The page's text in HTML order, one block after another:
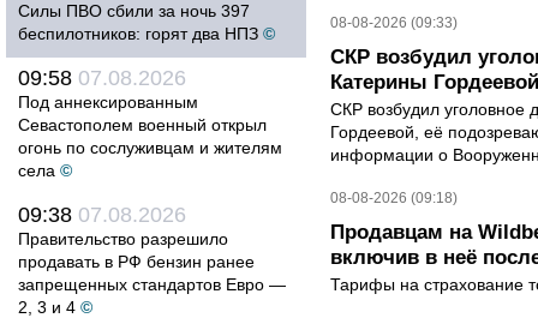
Силы ПВО сбили за ночь 397
беспилотников: горят два НПЗ ©
09:58 07.08.2026
Под аннексированным
Севастополем военный открыл
огонь по сослуживцам и жителям
села ©
09:38 07.08.2026
Правительство разрешило
продавать в РФ бензин ранее
запрещенных стандартов Евро —
2, 3 и 4 ©
08-08-2026 (09:33)
СКР возбудил
Катерины Гордеевой
СКР возбудил уголовное
Гордеевой, её
информации о
08-08-2026 (09:18)
Продавцам на
включив в неё
Тарифы на страхование